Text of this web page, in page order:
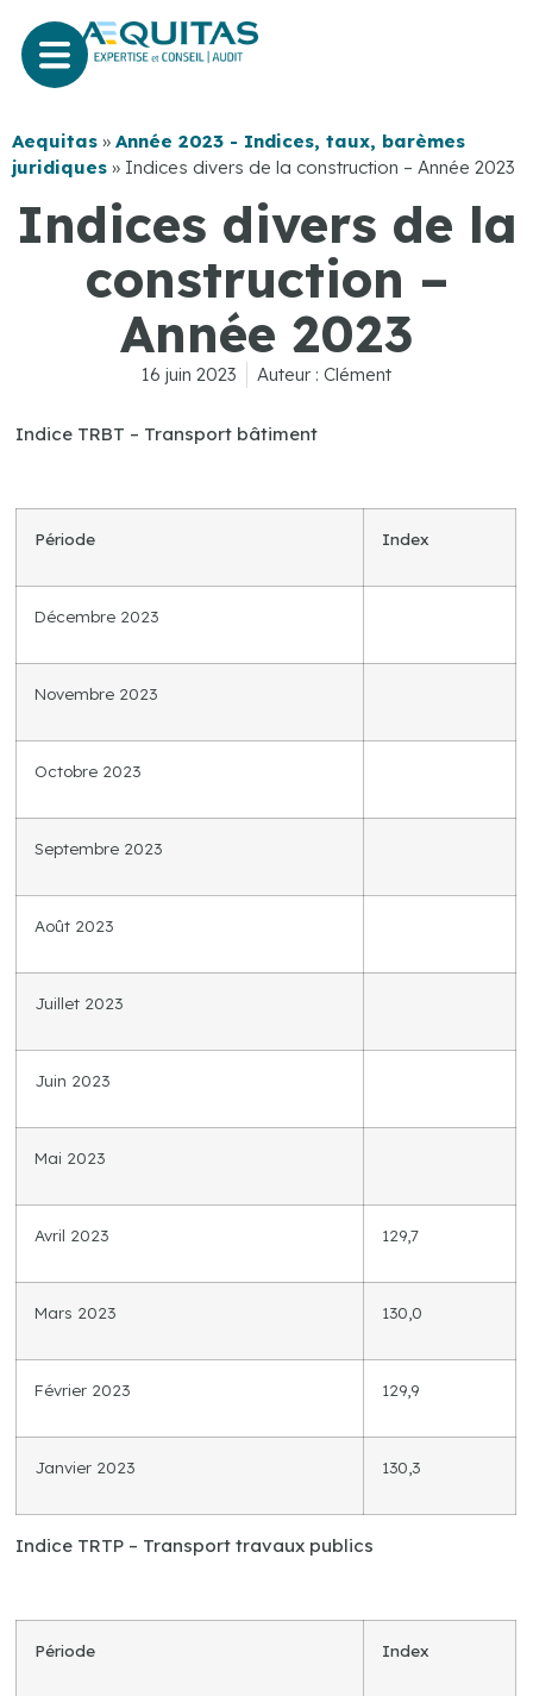
Aequitas » Année 2023 - Indices, taux, barèmes
juridiques » Indices divers de la construction – Année 2023
Indices divers de la
construction –
Année 2023
16 juin 2023 Auteur : Clément
Indice TRBT – Transport bâtiment
Période Index
Décembre 2023
Novembre 2023
Octobre 2023
Septembre 2023
Août 2023
Juillet 2023
Juin 2023
Mai 2023
Avril 2023 129,7
Mars 2023 130,0
Février 2023 129,9
Janvier 2023 130,3
Indice TRTP – Transport travaux publics
Période Index